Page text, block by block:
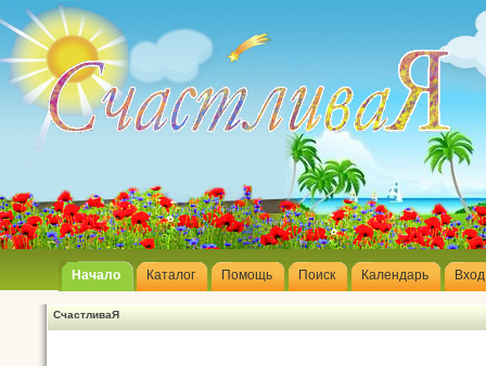
Начало Каталог Помощь Поиск Календарь Вход
СчастливаЯ